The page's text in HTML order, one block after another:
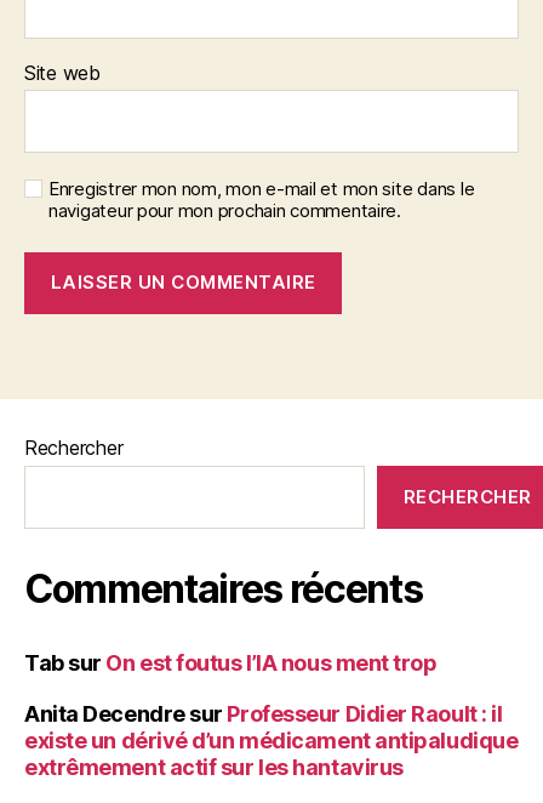
Site web
Enregistrer mon nom, mon e-mail et mon site dans le
navigateur pour mon prochain commentaire.
Rechercher
RECHERCHER
Commentaires récents
Tabsur On est foutus l’IA nous ment trop
Anita Decendresur Professeur Didier Raoult : il
existe un dérivé d’un médicament antipaludique
extrêmement actif sur les hantavirus